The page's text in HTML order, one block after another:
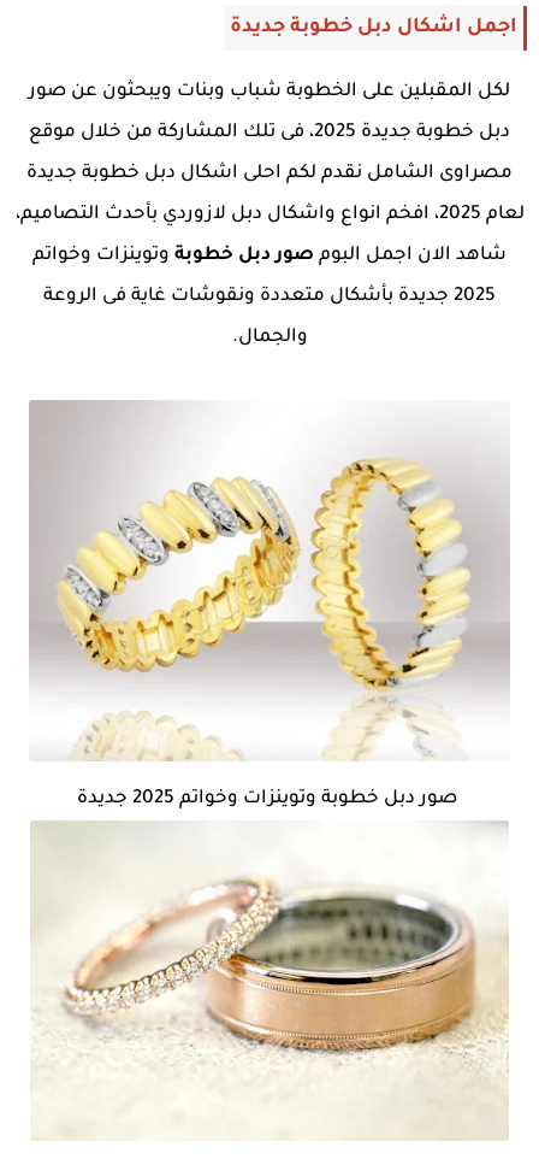
اجمل اشكال دبل خطوبة جديدة
لكل المقبلين على الخطوبة شباب وبنات ويبحثون عن صور
دبل خطوبة جديدة 2025، فى تلك المشاركة من خلال موقع
مصراوى الشامل نقدم لكم احلى اشكال دبل خطوبة جديدة
لعام 2025، افخم انواع واشكال دبل لازوردي بأحدث التصاميم،
شاهد الان اجمل البوم صور دبل خطوبة وتوينزات وخواتم
2025 جديدة بأشكال متعددة ونقوشات غاية فى الروعة
والجمال.
صور دبل خطوبة وتوينزات وخواتم 2025 جديدة